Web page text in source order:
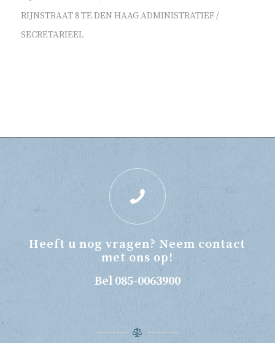
RIJNSTRAAT 8 TE DEN HAAGADMINISTRATIEF /
SECRETARIEEL
Heeft u nog vragen? Neem contact
met ons op!
Bel 085-0063900